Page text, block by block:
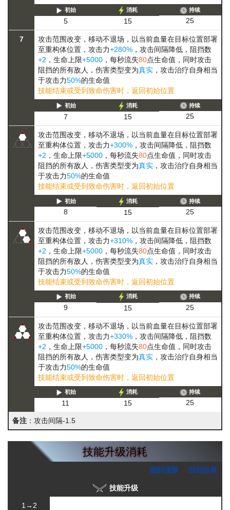
初始
5
消耗
15
持续
25
7 攻击范围改变， 移动不退场，以当前血量在目标位置部署
至重构体位置，攻击力+280% ，攻击间隔降低，阻挡数
+2 ，生命上限+5000 ，每秒流失80点生命值，同时攻击
阻挡的所有敌人，伤害类型变为真实 ，攻击治疗自身相当
于攻击力50%的生命值
技能结束或受到致命伤害时，返回初始位置
初始
7
消耗
15
持续
25
攻击范围改变， 移动不退场，以当前血量在目标位置部署
至重构体位置，攻击力+300% ，攻击间隔降低，阻挡数
+2 ，生命上限+5000 ，每秒流失80点生命值，同时攻击
阻挡的所有敌人，伤害类型变为真实 ，攻击治疗自身相当
于攻击力50%的生命值
技能结束或受到致命伤害时，返回初始位置
初始
8
消耗
15
持续
25
攻击范围改变， 移动不退场，以当前血量在目标位置部署
至重构体位置，攻击力+310% ，攻击间隔降低，阻挡数
+2 ，生命上限+5000 ，每秒流失80点生命值，同时攻击
阻挡的所有敌人，伤害类型变为真实 ，攻击治疗自身相当
于攻击力50%的生命值
技能结束或受到致命伤害时，返回初始位置
初始
9
消耗
15
持续
25
攻击范围改变， 移动不退场，以当前血量在目标位置部署
至重构体位置，攻击力+330% ，攻击间隔降低，阻挡数
+2 ，生命上限+5000 ，每秒流失80点生命值，同时攻击
阻挡的所有敌人，伤害类型变为真实 ，攻击治疗自身相当
于攻击力50%的生命值
技能结束或受到致命伤害时，返回初始位置
初始
11
消耗
15
持续
25
备注 ：攻击间隔-1.5
技能升级消耗
回到顶部 回到目录
技能升级
1→2